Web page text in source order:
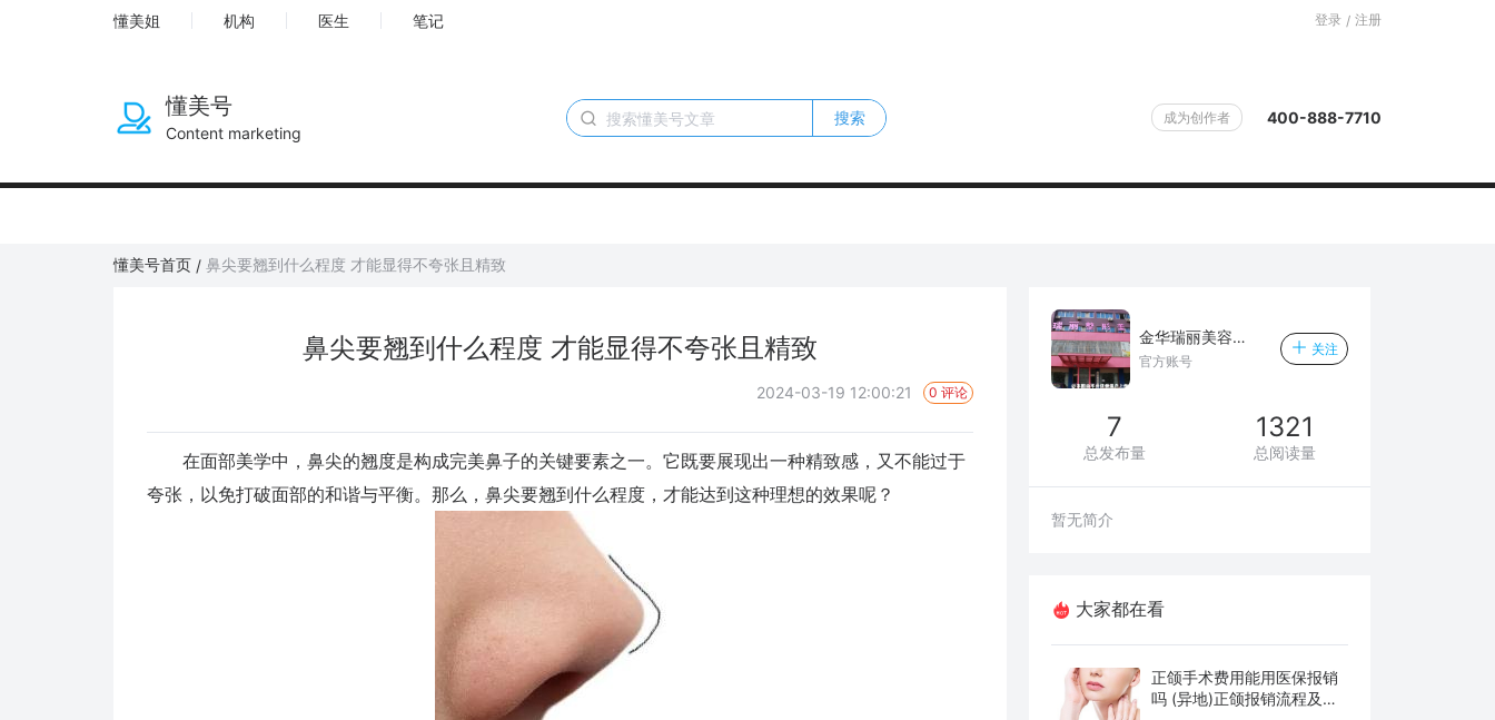
懂美姐 机构 医生 笔记 登录 / 注册
懂美号
Content marketing
搜索 成为创作者 400-888-7710
懂美号首页 / 鼻尖要翘到什么程度 才能显得不夸张且精致
鼻尖要翘到什么程度 才能显得不夸张且精致
2024-03-19 12:00:21 0 评论
在面部美学中，鼻尖的翘度是构成完美鼻子的关键要素之一。它既要展现出一种精致感，又不能过于
夸张，以免打破面部的和谐与平衡。那么，鼻尖要翘到什么程度，才能达到这种理想的效果呢？
金华瑞丽美容门诊部
官方账号
关注
7
总发布量
1321
总阅读量
暂无简介
大家都在看
正颌手术费用能用医保报销
吗 (异地)正颌报销流程及条